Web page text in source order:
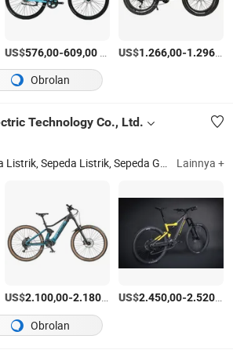
US$576,00-609,00/Bagian US$1.266,00-1.296,00
Obrolan
Technology Co., Ltd.
Gunung Listrik, Sepeda Gravel Listrik, Sepeda Kota Listrik, Sepeda E, Sepeda Jalan Listrik, Sepeda E Ban Gemuk, E-MTB, Sepeda Lipat Listrik Lainnya +
/pc
US$2.100,00-2.180,00 /pc
US$2.450,00-2.520,00
Obrolan